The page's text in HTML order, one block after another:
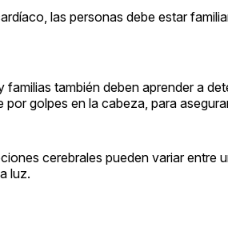
las personas debe estar
familias también deben aprender a
golpes en la cabeza, para
cerebrales pueden variar
luz.